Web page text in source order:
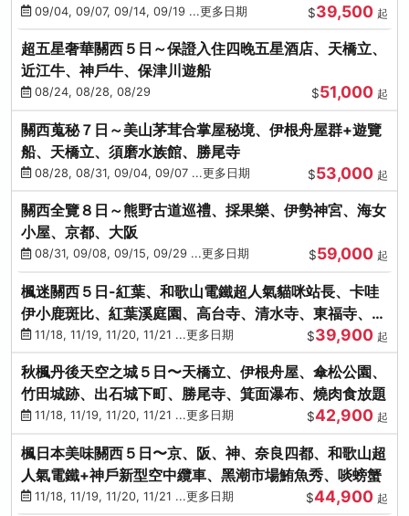
09/04, 09/07, 09/14, 09/19 ...更多日期 $39,500 起
超五星奢華關西５日～保證入住四晚五星酒店、天橋立、
近江牛、神戶牛、保津川遊船
08/24, 08/28, 08/29 $51,000 起
關西蒐秘７日～美山茅茸合掌屋秘境、伊根舟屋群+遊覽
船、天橋立、須磨水族館、勝尾寺
08/28, 08/31, 09/04, 09/07 ...更多日期 $53,000 起
關西全覽８日～熊野古道巡禮、採果樂、伊勢神宮、海女
小屋、京都、大阪
08/31, 09/08, 09/15, 09/29 ...更多日期 $59,000 起
楓迷關西５日-紅葉、和歌山電鐵超人氣貓咪站長、卡哇
伊小鹿斑比、紅葉溪庭園、高台寺、清水寺、東福寺、伊
勢龍蝦+和牛
11/18, 11/19, 11/20, 11/21 ...更多日期 $39,900 起
秋楓丹後天空之城５日〜天橋立、伊根舟屋、傘松公園、
竹田城跡、出石城下町、勝尾寺、箕面瀑布、燒肉食放題
11/18, 11/19, 11/20, 11/21 ...更多日期 $42,900 起
楓日本美味關西５日〜京、阪、神、奈良四都、和歌山超
人氣電鐵+神戶新型空中纜車、黑潮市場鮪魚秀、啖螃蟹
11/18, 11/19, 11/20, 11/21 ...更多日期 $44,900 起